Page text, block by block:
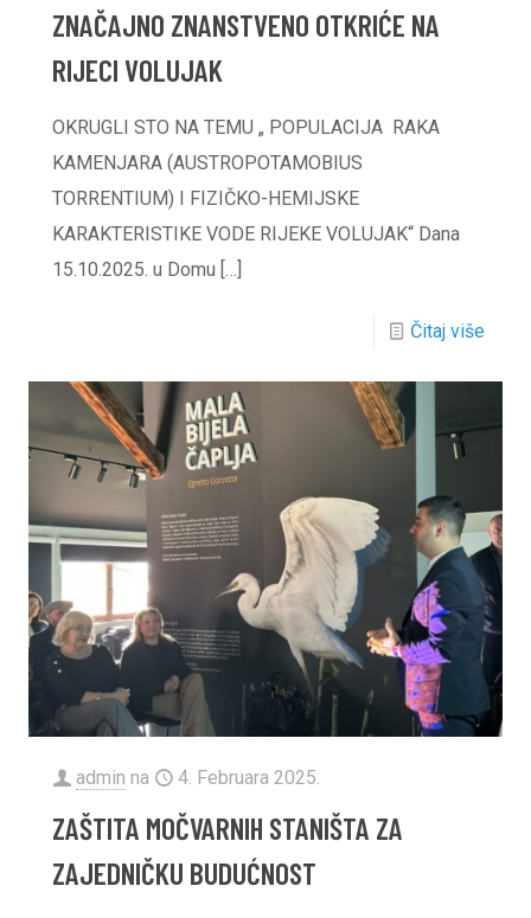
ZNAČAJNO ZNANSTVENO OTKRIĆE NA
RIJECI VOLUJAK
OKRUGLI STO NA TEMU „ POPULACIJA RAKA
KAMENJARA (AUSTROPOTAMOBIUS
TORRENTIUM) I FIZIČKO-HEMIJSKE
KARAKTERISTIKE VODE RIJEKE VOLUJAK“ Dana
15.10.2025. u Domu […]
Čitaj više
admin na 4. Februara 2025.
ZAŠTITA MOČVARNIH STANIŠTA ZA
ZAJEDNIČKU BUDUĆNOST